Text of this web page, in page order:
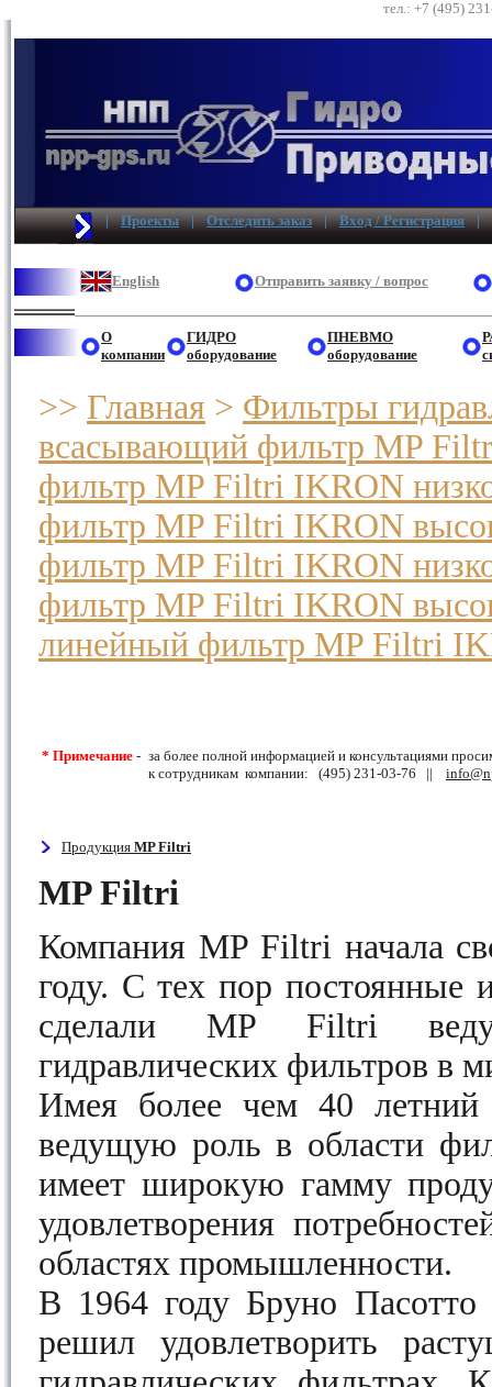
тел.: +7 (495)
| Проекты | Отследить заказ | Вход / Регистрация |
English Отправить заявку / вопрос
О
компании
ГИДРО
оборудование
ПНЕВМО
оборудование
>> Главная > Фильтры
всасывающий фильтр MP
фильтр MP Filtri IKRON
фильтр MP Filtri IKRON
фильтр MP Filtri IKRON
фильтр MP Filtri IKRON
линейный фильтр MP Filtri
* Примечание - за более полной информацией и консультациями
к сотрудникам компании: (495) 231-03-76 ||
Продукция MP Filtri
MP Filtri
Компания MP Filtri начала
году. С тех пор постоянные
сделали MP Filtri
гидравлических фильтров в
Имея более чем 40
ведущую роль в области
имеет широкую гамму
удовлетворения
областях промышленности.
В 1964 году Бруно
решил удовлетворить